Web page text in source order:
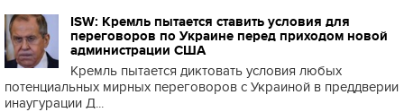
ISW: Кремль пытается ставить условия для
переговоров по Украине перед приходом новой
администрации США
Кремль пытается диктовать условия любых
потенциальных мирных переговоров с Украиной в преддверии
инаугурации Д...